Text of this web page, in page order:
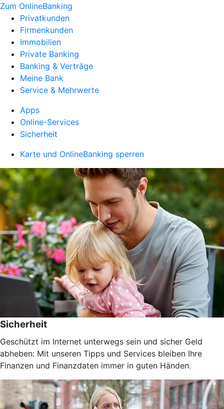
Zum OnlineBanking
Privatkunden
Firmenkunden
Immobilien
Private Banking
Banking & Verträge
Meine Bank
Service & Mehrwerte
Apps
Online-Services
Sicherheit
Karte und OnlineBanking sperren
Sicherheit
Geschützt im Internet unterwegs sein und sicher Geld
abheben: Mit unseren Tipps und Services bleiben Ihre
Finanzen und Finanzdaten immer in guten Händen.